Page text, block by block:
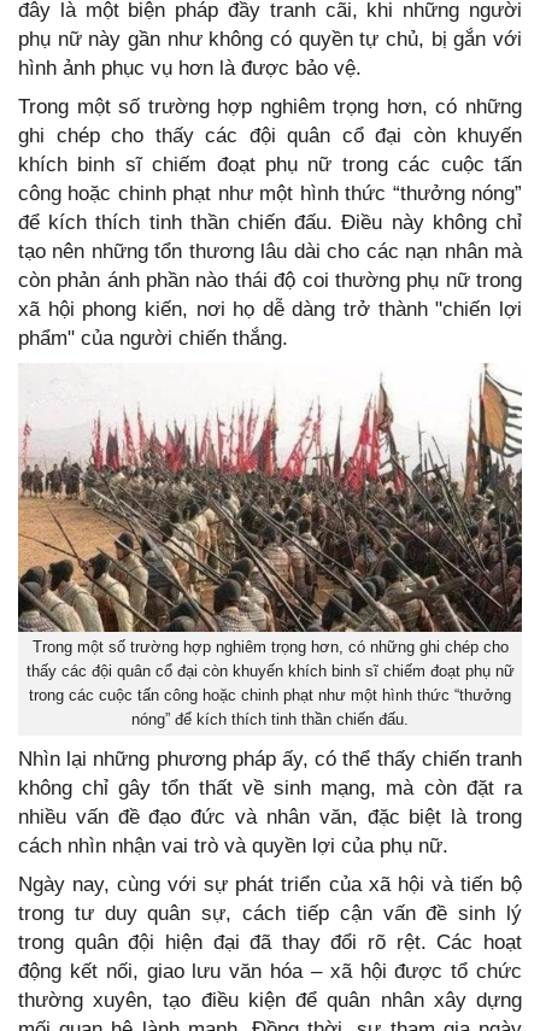
đây là một biện pháp đầy tranh cãi, khi những người
phụ nữ này gần như không có quyền tự chủ, bị gắn với
hình ảnh phục vụ hơn là được bảo vệ.
Trong một số trường hợp nghiêm trọng hơn, có những
ghi chép cho thấy các đội quân cổ đại còn khuyến
khích binh sĩ chiếm đoạt phụ nữ trong các cuộc tấn
công hoặc chinh phạt như một hình thức “thưởng nóng”
để kích thích tinh thần chiến đấu. Điều này không chỉ
tạo nên những tổn thương lâu dài cho các nạn nhân mà
còn phản ánh phần nào thái độ coi thường phụ nữ trong
xã hội phong kiến, nơi họ dễ dàng trở thành "chiến lợi
phẩm" của người chiến thắng.
Trong một số trường hợp nghiêm trọng hơn, có những ghi chép cho
thấy các đội quân cổ đại còn khuyến khích binh sĩ chiếm đoạt phụ nữ
trong các cuộc tấn công hoặc chinh phạt như một hình thức “thưởng
nóng” để kích thích tinh thần chiến đấu.
Nhìn lại những phương pháp ấy, có thể thấy chiến tranh
không chỉ gây tổn thất về sinh mạng, mà còn đặt ra
nhiều vấn đề đạo đức và nhân văn, đặc biệt là trong
cách nhìn nhận vai trò và quyền lợi của phụ nữ.
Ngày nay, cùng với sự phát triển của xã hội và tiến bộ
trong tư duy quân sự, cách tiếp cận vấn đề sinh lý
trong quân đội hiện đại đã thay đổi rõ rệt. Các hoạt
động kết nối, giao lưu văn hóa – xã hội được tổ chức
thường xuyên, tạo điều kiện để quân nhân xây dựng